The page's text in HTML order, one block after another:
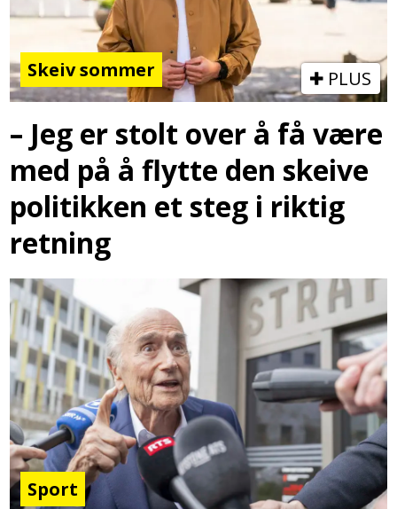
Skeiv sommer PLUS
– Jeg er stolt over å få være
med på å flytte den skeive
politikken et steg i riktig
retning
Sport